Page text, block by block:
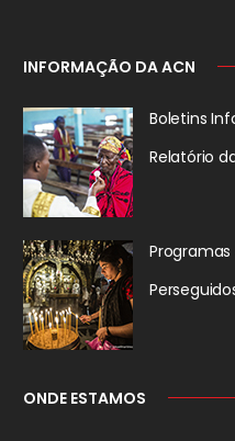
INFORMAÇÃO DA ACN
Boletins
Relatório
Programas
ONDE ESTAMOS